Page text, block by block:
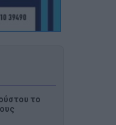
το